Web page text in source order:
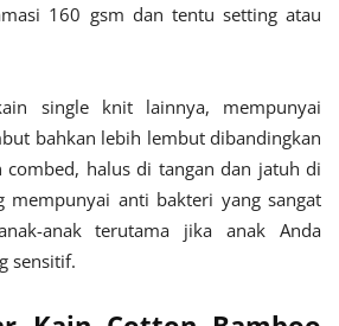
160 gsm dan tentu setting atau
single knit lainnya, mempunyai
bahkan lebih lembut dibandingkan
combed, halus di tangan dan jatuh di
mempunyai anti bakteri yang sangat
anak terutama jika anak Anda
sensitif.